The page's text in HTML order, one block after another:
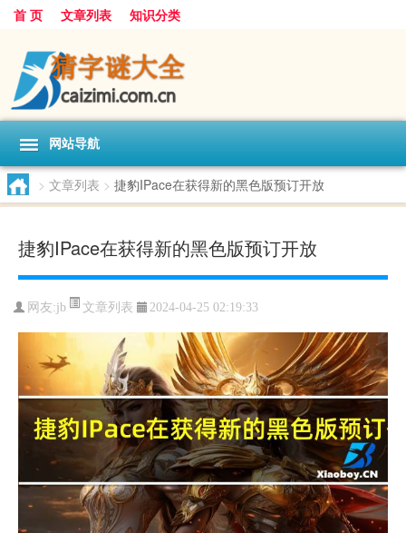
首 页 文章列表 知识分类
网站导航
> 文章列表 > 捷豹IPace在获得新的黑色版预订开放
捷豹IPace在获得新的黑色版预订开放
网友:jb 文章列表 2024-04-25 02:19:33